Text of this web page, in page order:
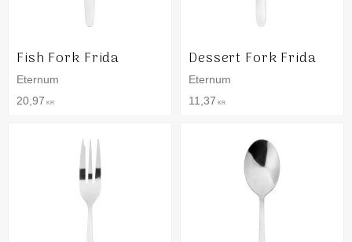
Fish Fork Frida
Eternum
20,97 KR
Dessert Fork Frida
Eternum
11,37 KR